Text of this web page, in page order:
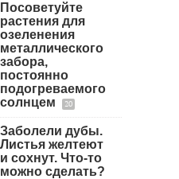
Посоветуйте
растения для
озеленения
металлического
забора,
постоянно
подогреваемого
солнцем
20
Заболели дубы.
Листья желтеют
и сохнут. Что-то
можно сделать?